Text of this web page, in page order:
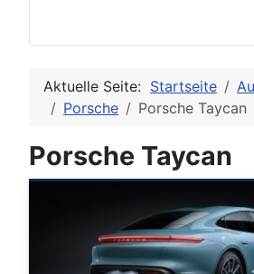
Aktuelle Seite: Startseite
Porsche
Porsche Taycan
Porsche Taycan